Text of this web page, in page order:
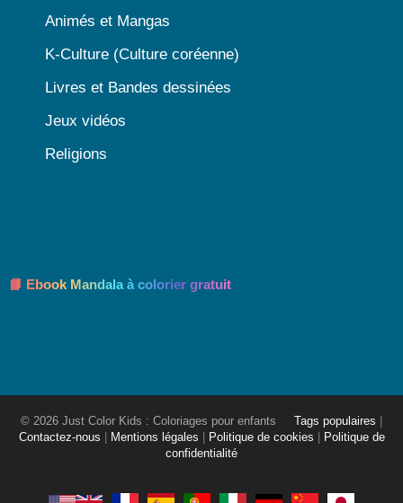
Animés et Mangas
K-Culture (Culture coréenne)
Livres et Bandes dessinées
Jeux vidéos
Religions
📘 Ebook Mandala à colorier gratuit
© 2026 Just Color Kids : Coloriages pour enfants Tags populaires
Contactez-nous
Mentions légales Politique de cookies
Politique de
confidentialité